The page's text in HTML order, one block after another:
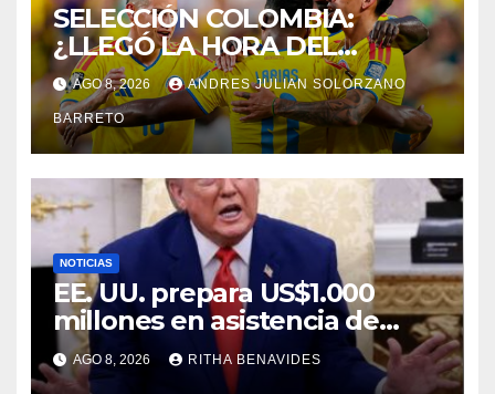
SELECCIÓN COLOMBIA:
¿LLEGÓ LA HORA DEL
RELEVO GENERACIONAL?
AGO 8, 2026 ANDRES JULIAN SOLORZANO
BARRETO
NOTICIAS
EE. UU. prepara US$1.000
millones en asistencia de
seguridad para el nuevo
Gobierno de Colombia
AGO 8, 2026 RITHA BENAVIDES